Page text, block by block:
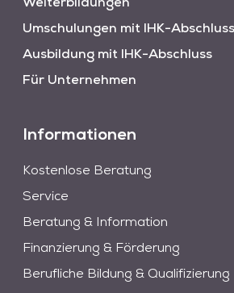
Weiterbildungen
Umschulungen mit IHK-Abschluss
Ausbildung mit IHK-Abschluss
Für Unternehmen
Informationen
Kostenlose Beratung
Service
Beratung & Information
Finanzierung & Förderung
Berufliche Bildung & Qualifizierung